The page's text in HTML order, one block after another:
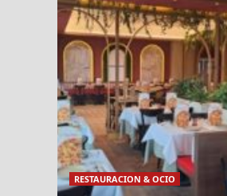
RESTAURACION & OCIO